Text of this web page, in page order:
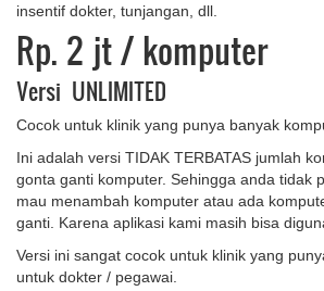
insentif dokter, tunjangan, dll.
Rp. 2 jt/ komputer
Versi UNLIMITED
Cocok untuk klinik yang punya banyak
Ini adalah versi TIDAK TERBATAS jumlah
gonta ganti komputer. Sehingga anda tidak
mau menambah komputer atau ada
ganti. Karena aplikasi kami masih bisa
Versi ini sangat cocok untuk klinik yang
untuk dokter / pegawai.